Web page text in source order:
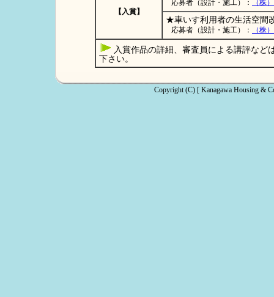
【入賞】
応募者（設計・施工）： （株
★車いす利用者の生活空間
応募者（設計・施工）： （株
入賞作品の詳細、審査員による講評など
下さい。
Copyright (C) [ Kanagawa Housing &